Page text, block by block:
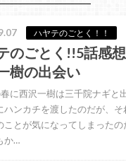
ハヤテのごとく！！
のごとく!!5話感
樹の出会い
に西沢一樹は三千院ナギと
ハンカチを渡したのだが、
ことが気になってしまった
か…